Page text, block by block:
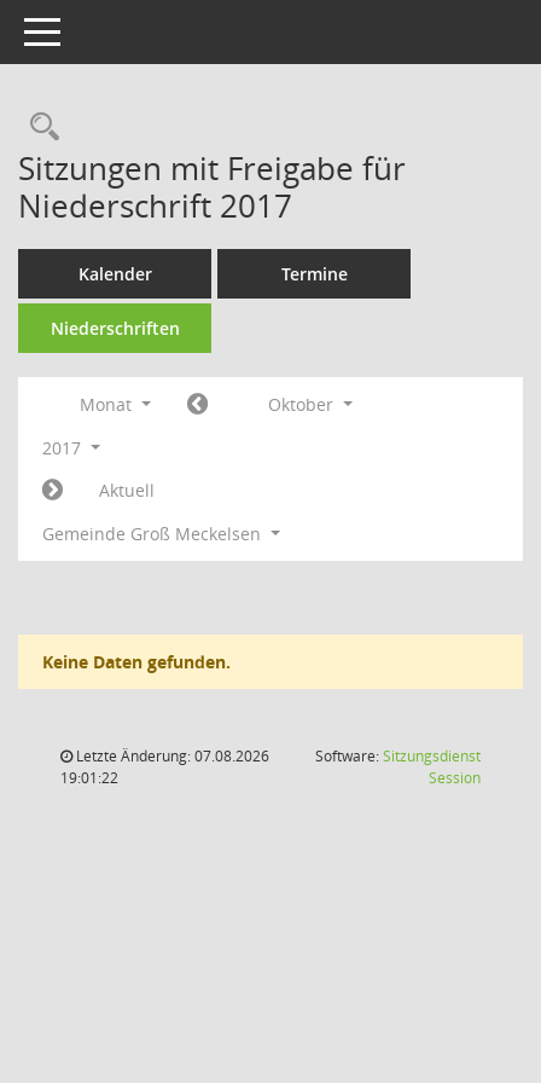
Toggle navigation
Rechercheauswahl
Sitzungen mit Freigabe für
Niederschrift 2017
Kalender Termine
Niederschriften
Monat
Oktober
2017
Aktuell
Gemeinde Groß Meckelsen
Keine Daten gefunden.
Letzte Änderung: 07.08.2026
19:01:22
Software:Sitzungsdienst
Session(Wird in